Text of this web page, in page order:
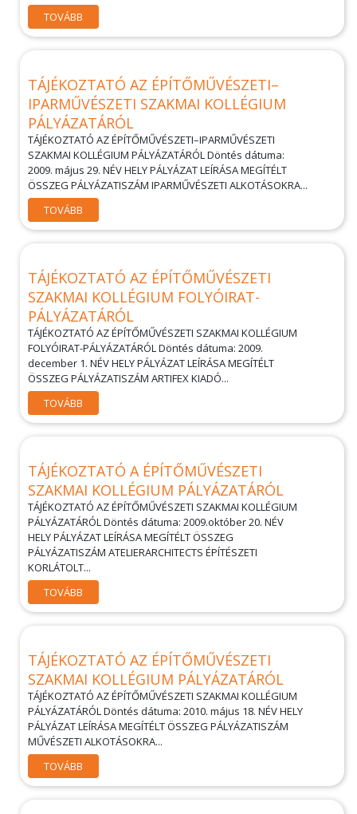
TOVÁBB
TÁJÉKOZTATÓ AZ ÉPÍTŐMŰVÉSZETI–
IPARMŰVÉSZETI SZAKMAI KOLLÉGIUM
PÁLYÁZATÁRÓL
TÁJÉKOZTATÓ AZ ÉPÍTŐMŰVÉSZETI–IPARMŰVÉSZETI
SZAKMAI KOLLÉGIUM PÁLYÁZATÁRÓL Döntés dátuma:
2009. május 29. NÉV HELY PÁLYÁZAT LEÍRÁSA MEGÍTÉLT
ÖSSZEG PÁLYÁZATISZÁM IPARMŰVÉSZETI ALKOTÁSOKRA...
TOVÁBB
TÁJÉKOZTATÓ AZ ÉPÍTŐMŰVÉSZETI
SZAKMAI KOLLÉGIUM FOLYÓIRAT-
PÁLYÁZATÁRÓL
TÁJÉKOZTATÓ AZ ÉPÍTŐMŰVÉSZETI SZAKMAI KOLLÉGIUM
FOLYÓIRAT-PÁLYÁZATÁRÓL Döntés dátuma: 2009.
december 1. NÉV HELY PÁLYÁZAT LEÍRÁSA MEGÍTÉLT
ÖSSZEG PÁLYÁZATISZÁM ARTIFEX KIADÓ...
TOVÁBB
TÁJÉKOZTATÓ A ÉPÍTŐMŰVÉSZETI
SZAKMAI KOLLÉGIUM PÁLYÁZATÁRÓL
TÁJÉKOZTATÓ AZ ÉPÍTŐMŰVÉSZETI SZAKMAI KOLLÉGIUM
PÁLYÁZATÁRÓL Döntés dátuma: 2009.október 20. NÉV
HELY PÁLYÁZAT LEÍRÁSA MEGÍTÉLT ÖSSZEG
PÁLYÁZATISZÁM ATELIERARCHITECTS ÉPÍTÉSZETI
KORLÁTOLT...
TOVÁBB
TÁJÉKOZTATÓ AZ ÉPÍTŐMŰVÉSZETI
SZAKMAI KOLLÉGIUM PÁLYÁZATÁRÓL
TÁJÉKOZTATÓ AZ ÉPÍTŐMŰVÉSZETI SZAKMAI KOLLÉGIUM
PÁLYÁZATÁRÓL Döntés dátuma: 2010. május 18. NÉV HELY
PÁLYÁZAT LEÍRÁSA MEGÍTÉLT ÖSSZEG PÁLYÁZATISZÁM
MŰVÉSZETI ALKOTÁSOKRA...
TOVÁBB